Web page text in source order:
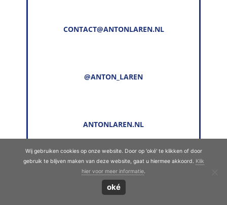
CONTACT@ANTONLAREN.NL
@ANTON_LAREN
ANTONLAREN.NL
© Copyright 2022 - 2026Anton Laren· Alle
rechten voorbehouden
Wij gebruiken cookies op onze website. Door op 'oké' te klikken of door
gebruik te blijven maken van deze website, gaat u hiermee akkoord. Klik
hier voor meer informatie.
oké